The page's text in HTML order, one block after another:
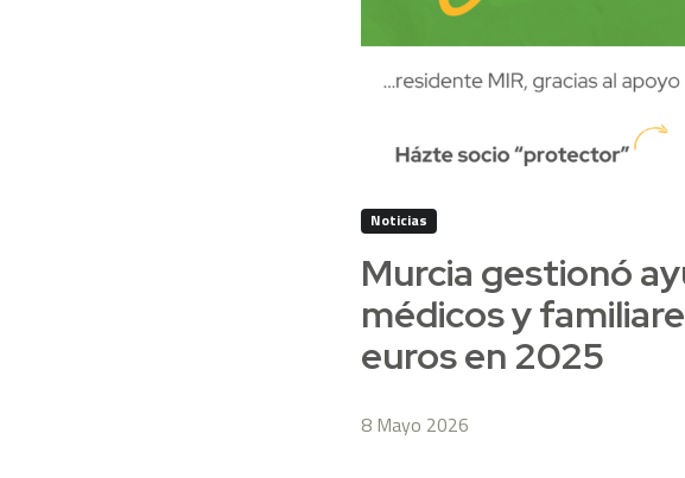
Noticias
Murcia gestionó
médicos y
euros en 2025
8 Mayo 2026